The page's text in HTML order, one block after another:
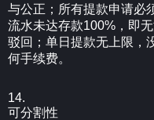
与公正；所有提款申请必
流水未达存款100%，即
驳回；单日提款无上限，
何手续费。
14.
可分割性